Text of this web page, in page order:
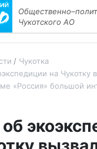
Чукотского АО
Чукотка
на Чукотку
«Россия» большой